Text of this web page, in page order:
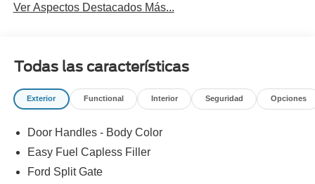
Ver Aspectos Destacados Más...
Todas las características
Exterior Functional Interior Seguridad Opciones
Door Handles - Body Color
Easy Fuel Capless Filler
Ford Split Gate